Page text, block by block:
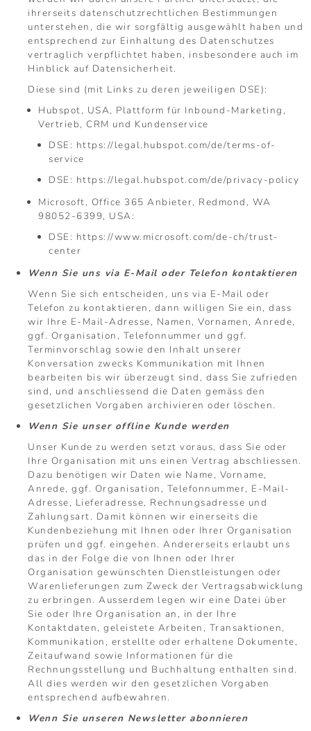
ihrerseits datenschutzrechtlichen Bestimmungen
unterstehen, die wir sorgfältig ausgewählt haben und
entsprechend zur Einhaltung des Datenschutzes
vertraglich verpflichtet haben, insbesondere auch im
Hinblick auf Datensicherheit.
Diese sind (mit Links zu deren jeweiligen DSE):
Hubspot, USA, Plattform für Inbound-Marketing,
Vertrieb, CRM und Kundenservice
DSE: https://legal.hubspot.com/de/terms-of-
service
DSE: https://legal.hubspot.com/de/privacy-policy
Microsoft, Office 365 Anbieter, Redmond, WA
98052-6399, USA:
DSE: https://www.microsoft.com/de-ch/trust-
center
Wenn Sie uns via E-Mail oder Telefon kontaktieren
Wenn Sie sich entscheiden, uns via E-Mail oder
Telefon zu kontaktieren, dann willigen Sie ein, dass
wir Ihre E-Mail-Adresse, Namen, Vornamen, Anrede,
ggf. Organisation, Telefonnummer und ggf.
Terminvorschlag sowie den Inhalt unserer
Konversation zwecks Kommunikation mit Ihnen
bearbeiten bis wir überzeugt sind, dass Sie zufrieden
sind, und anschliessend die Daten gemäss den
gesetzlichen Vorgaben archivieren oder löschen.
Wenn Sie unser offline Kunde werden
Unser Kunde zu werden setzt voraus, dass Sie oder
Ihre Organisation mit uns einen Vertrag abschliessen.
Dazu benötigen wir Daten wie Name, Vorname,
Anrede, ggf. Organisation, Telefonnummer, E-Mail-
Adresse, Lieferadresse, Rechnungsadresse und
Zahlungsart. Damit können wir einerseits die
Kundenbeziehung mit Ihnen oder Ihrer Organisation
prüfen und ggf. eingehen. Andererseits erlaubt uns
das in der Folge die von Ihnen oder Ihrer
Organisation gewünschten Dienstleistungen oder
Warenlieferungen zum Zweck der Vertragsabwicklung
zu erbringen. Ausserdem legen wir eine Datei über
Sie oder Ihre Organisation an, in der Ihre
Kontaktdaten, geleistete Arbeiten, Transaktionen,
Kommunikation, erstellte oder erhaltene Dokumente,
Zeitaufwand sowie Informationen für die
Rechnungsstellung und Buchhaltung enthalten sind.
All dies werden wir den gesetzlichen Vorgaben
entsprechend aufbewahren.
Wenn Sie unseren Newsletter abonnieren